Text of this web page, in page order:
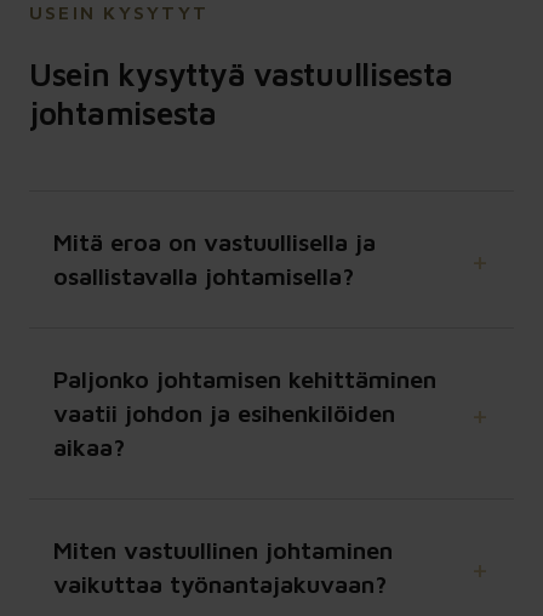
USEIN KYSYTYT
Usein kysyttyä vastuullisesta
johtamisesta
Mitä eroa on vastuullisella ja
osallistavalla johtamisella?
Paljonko johtamisen kehittäminen
vaatii johdon ja esihenkilöiden
aikaa?
Miten vastuullinen johtaminen
vaikuttaa työnantajakuvaan?